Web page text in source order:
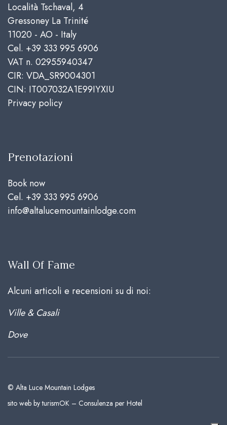
Località Tschaval, 4
Gressoney La Trinité
11020 - AO - Italy
Cel. +39 333 995 6906
VAT n. 02955940347
CIR: VDA_SR9004301
CIN: IT007032A1E99IYXIU
Privacy policy
Prenotazioni
Book now
Cel. +39 333 995 6906
info@altalucemountainlodge.com
Wall Of Fame
Alcuni articoli e recensioni su di noi:
Ville & Casali
Dove
© Alta Luce Mountain Lodges
sito web by turismOK – Consulenza per Hotel